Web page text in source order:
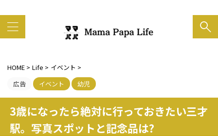
HOME > Life > イベント >
広告
イベント 幼児
3歳になったら絶対に行っておきたい三才
駅。写真スポットと記念品は?